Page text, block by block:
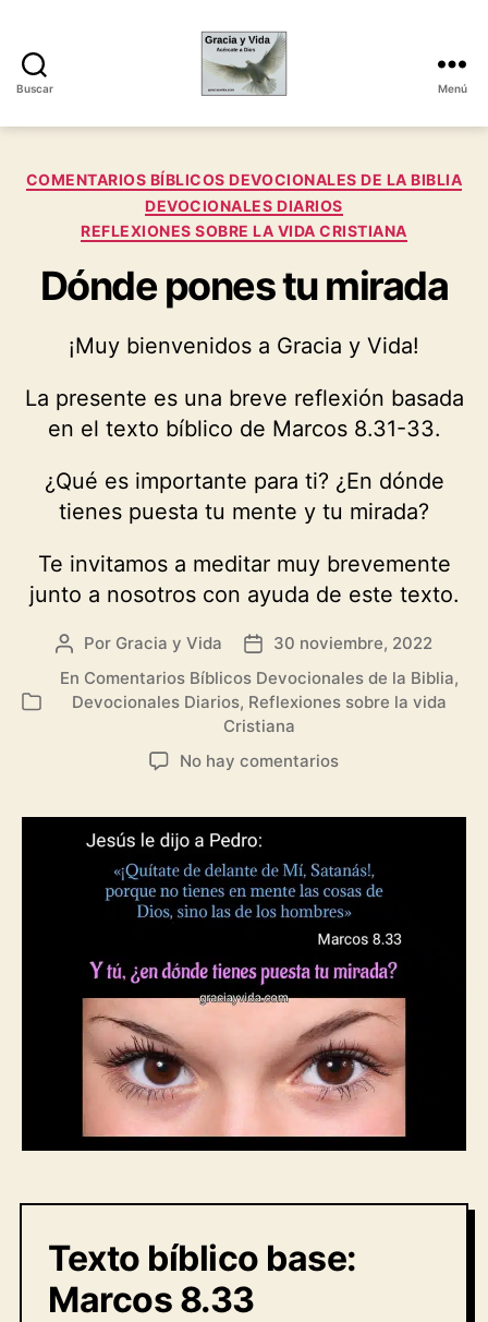
Buscar
y
Menú
Categorías
COMENTARIOS BÍBLICOS DEVOCIONALES DE LA BIBLIA
DEVOCIONALES DIARIOS
REFLEXIONES SOBRE LA VIDA CRISTIANA
Dónde pones tu mirada
¡Muy bienvenidos a Gracia y Vida!
La presente es una breve reflexión basada
en el texto bíblico de Marcos 8.31-33.
¿Qué es importante para ti? ¿En dónde
tienes puesta tu mente y tu mirada?
Te invitamos a meditar muy brevemente
junto a nosotros con ayuda de este texto.
Autor
de
la
Por Gracia y Vida
Fecha
de
la
entrada
30 noviembre, 2022
Categorías
En Comentarios Bíblicos Devocionales de la Biblia,
Devocionales Diarios, Reflexiones sobre la vida
Cristiana
No hay comentariosen
Texto bíblico base:
Marcos 8.33